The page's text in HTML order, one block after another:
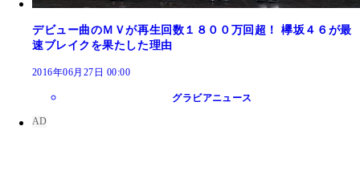
デビュー曲のＭＶが再生回数１８００万回超！ 欅坂４６が最
速ブレイクを果たした理由
2016年06月27日 00:00
グラビアニュース